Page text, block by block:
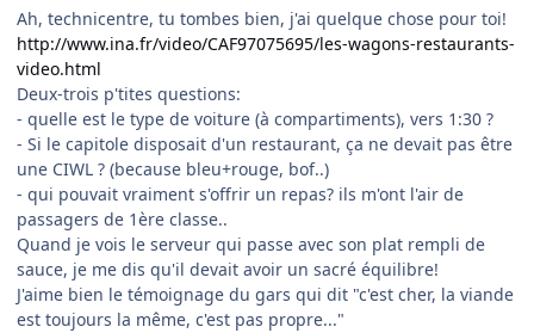
Ah, technicentre, tu tombes bien, j'ai quelque chose pour toi!
http://www.ina.fr/video/CAF97075695/les-wagons-restaurants-
video.html
Deux-trois p'tites questions:
- quelle est le type de voiture (à compartiments), vers 1:30 ?
- Si le capitole disposait d'un restaurant, ça ne devait pas être
une CIWL ? (because bleu+rouge, bof..)
- qui pouvait vraiment s'offrir un repas? ils m'ont l'air de
passagers de 1ère classe..
Quand je vois le serveur qui passe avec son plat rempli de
sauce, je me dis qu'il devait avoir un sacré équilibre!
J'aime bien le témoignage du gars qui dit "c'est cher, la viande
est toujours la même, c'est pas propre..."